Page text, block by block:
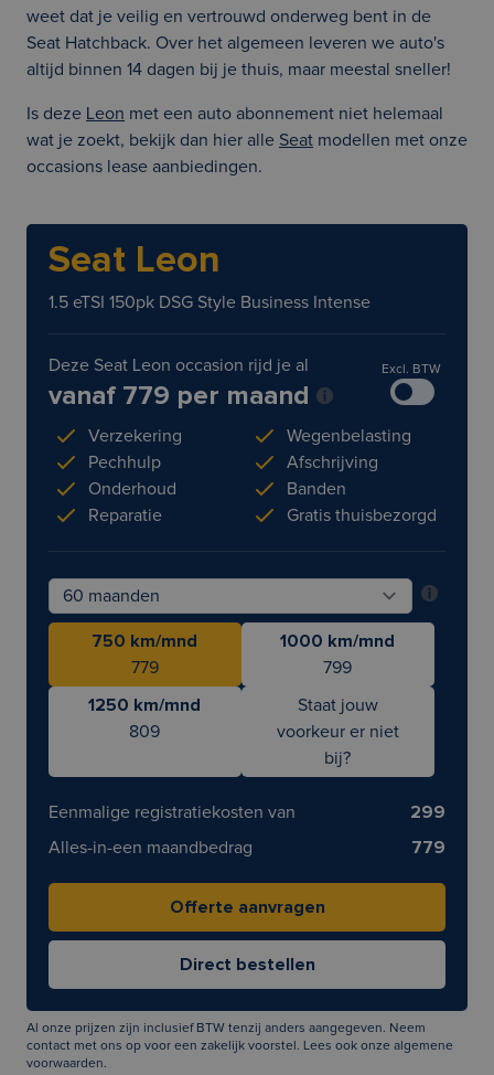
weet dat je veilig en vertrouwd onderweg bent in de
Seat Hatchback. Over het algemeen leveren we auto's
altijd binnen 14 dagen bij je thuis, maar meestal sneller!
Is deze Leon met een auto abonnement niet helemaal
wat je zoekt, bekijk dan hier alle Seat modellen met onze
occasions lease aanbiedingen.
Seat Leon
1.5 eTSI 150pk DSG Style Business Intense
Deze Seat Leon occasion rijd je al
vanaf 779 per maand
Excl. BTW
Verzekering
Pechhulp
Onderhoud
Reparatie
Wegenbelasting
Afschrijving
Banden
Gratis thuisbezorgd
750 km/mnd
779
1000 km/mnd
799
1250 km/mnd
809
Staat jouw
voorkeur er niet
bij?
Eenmalige registratiekosten van
299
Alles-in-een maandbedrag
779
Al onze prijzen zijn inclusief BTW tenzij anders aangegeven. Neem
contact met ons op voor een zakelijk voorstel. Lees ook onze algemene
voorwaarden.